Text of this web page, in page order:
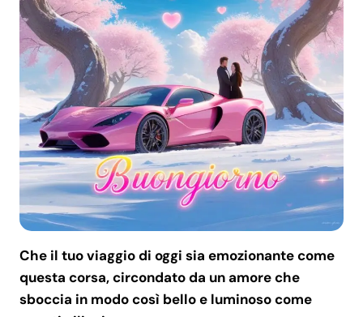
Che il tuo viaggio di oggi sia emozionante come
questa corsa, circondato da un amore che
sboccia in modo così bello e luminoso come